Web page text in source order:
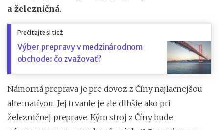
a železničná.
Prečítajte si tiež
Výber prepravy v medzinárodnom
obchode: čo zvažovať?
Námorná preprava je pre dovoz z Číny najlacnejšou
alternatívou. Jej trvanie je ale dlhšie ako pri
železničnej preprave. Kým stroj z Číny bude